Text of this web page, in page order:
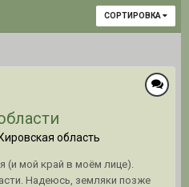
СОРТИРОВКА
Кировская область
(и мой край в моём лице).
Надеюсь, земляки позже